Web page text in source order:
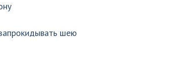
шею